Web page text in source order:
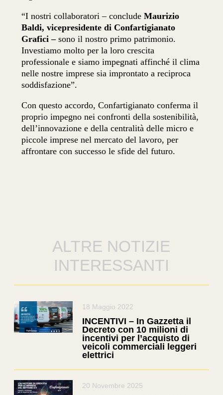
“I nostri collaboratori – concludeMaurizio
Baldi, vicepresidente di Confartigianato
Grafici –sono il nostro primo patrimonio.
Investiamo molto per la loro crescita
professionale e siamo impegnati affinché il clima
nelle nostre imprese sia improntato a reciproca
soddisfazione”.
Con questo accordo, Confartigianato conferma il
proprio impegno nei confronti della sostenibilità,
dell’innovazione e della centralità delle micro e
piccole imprese nel mercato del lavoro, per
affrontare con successo le sfide del futuro.
ALTRE NOTIZIE
INTERESSANTI
18 Maggio 2022
INCENTIVI – In Gazzetta il
Decreto con 10 milioni di
incentivi per l’acquisto di
veicoli commerciali leggeri
elettrici
20 Novembre 2025